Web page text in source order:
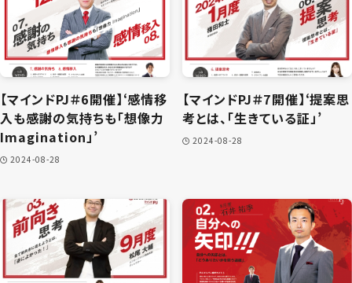
【マインドPJ＃6開催】‘感情移
入も感謝の気持ちも「想像力
Imagination」’
2024-08-28
【マインドPJ＃7開催】‘提案思
考とは、「生きている証」’
2024-08-28